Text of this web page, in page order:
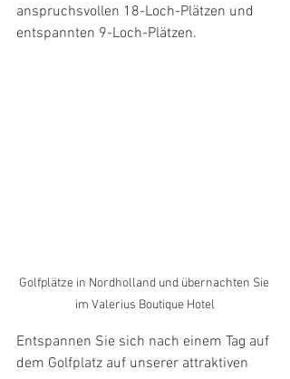
anspruchsvollen 18-Loch-Plätzen und
entspannten 9-Loch-Plätzen.
Golfplätze in Nordholland und übernachten Sie
im Valerius Boutique Hotel
Entspannen Sie sich nach einem Tag auf
dem Golfplatz auf unserer attraktiven